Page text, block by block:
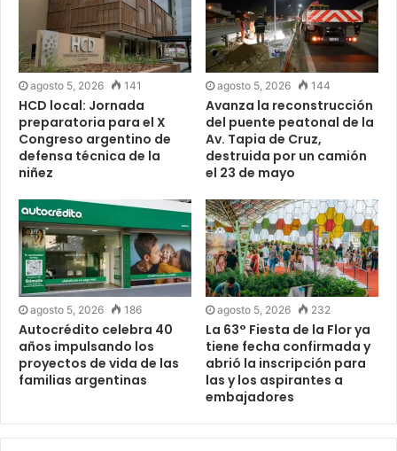
agosto 5, 2026 141
HCD local: Jornada
preparatoria para el X
Congreso argentino de
defensa técnica de la
niñez
agosto 5, 2026 144
Avanza la reconstrucción
del puente peatonal de la
Av. Tapia de Cruz,
destruida por un camión
el 23 de mayo
agosto 5, 2026 186
Autocrédito celebra 40
años impulsando los
proyectos de vida de las
familias argentinas
agosto 5, 2026 232
La 63° Fiesta de la Flor ya
tiene fecha confirmada y
abrió la inscripción para
las y los aspirantes a
embajadores